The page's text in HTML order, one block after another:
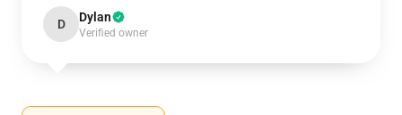
D Dylan
Verified owner